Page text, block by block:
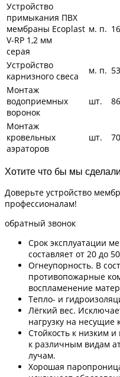
Устройство
примыкания ПВХ
мембраны Ecoplast
V-RP 1,2 мм
серая
м. п.
Устройство
карнизного свеса
м. п.
Монтаж
водоприемных
воронок
шт.
Монтаж
кровельных
аэраторов
шт.
Хотите что бы мы
Доверьте устройство
профессионалам!
обратный звонок
Срок эксплуатации
составляет от 20 до
Огнеупорность. В
противопожарные
воспламенение
Тепло- и
Лёгкий вес.
нагрузку на несущие
Стойкость к низким
к различным видам
лучам.
Хорошая